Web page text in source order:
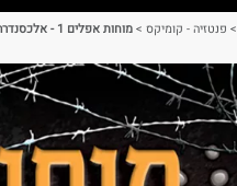
> פנטזיה - קומיקס >מוחות אפלים 1 - אלכסנדרה בראקן